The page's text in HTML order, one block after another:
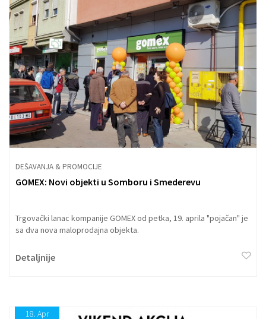
DEŠAVANJA & PROMOCIJE
GOMEX: Novi objekti u Somboru i Smederevu
Trgovački lanac kompanije GOMEX od petka, 19. aprila "pojačan" je
sa dva nova maloprodajna objekta.
Detaljnije
18. Apr